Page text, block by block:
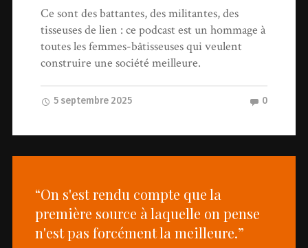
Ce sont des battantes, des militantes, des
tisseuses de lien : ce podcast est un hommage à
toutes les femmes-bâtisseuses qui veulent
construire une société meilleure.
5 septembre 2025 0
“On s'est rendu compte que la
première source à laquelle on pense
n'est pas forcément la meilleure.”